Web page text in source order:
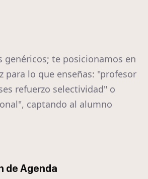
genéricos; te posicionamos en
para lo que enseñas: "profesor
refuerzo selectividad" o
captando al alumno
de Agenda